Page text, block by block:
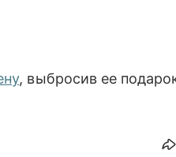
, выбросив ее